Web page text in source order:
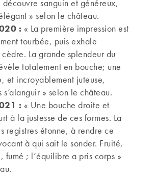
sanguin et généreux,
» selon le château.
: « La première impression est
tourbée, puis exhale
La grande splendeur du
totalement en bouche; une
et incroyablement juteuse,
s’alanguir » selon le château.
: « Une bouche droite et
à la justesse de ces formes. La
registres étonne, à rendre ce
à qui sait le sonder. Fruité,
; l’équilibre a pris corps »